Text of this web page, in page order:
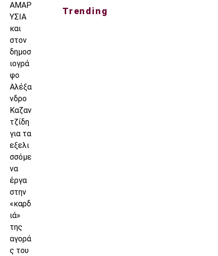
ΑΜΑΡ
ΥΣΙΑ
και
στον
δημοσ
ιογρά
φο
Αλέξα
νδρο
Καζαν
τζίδη
για τα
εξελι
σσόμε
να
έργα
στην
«καρδ
ιά»
της
αγορά
ς του
Trending